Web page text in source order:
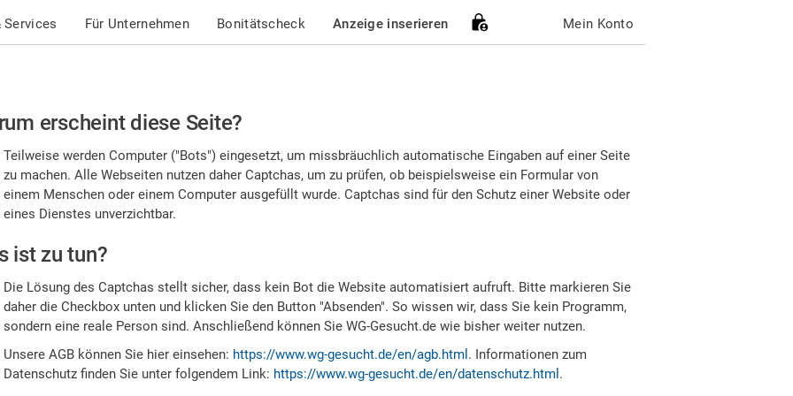
Services Für Unternehmen Bonitätscheck Anzeige inserieren Mein Konto
erscheint diese Seite?
Teilweise werden Computer ("Bots") eingesetzt, um missbräuchlich automatische Eingaben auf einer Seite
zu machen. Alle Webseiten nutzen daher Captchas, um zu prüfen, ob beispielsweise ein Formular von
einem Menschen oder einem Computer ausgefüllt wurde. Captchas sind für den Schutz einer Website oder
eines Dienstes unverzichtbar.
ist zu tun?
Die Lösung des Captchas stellt sicher, dass kein Bot die Website automatisiert aufruft. Bitte markieren Sie
daher die Checkbox unten und klicken Sie den Button "Absenden". So wissen wir, dass Sie kein Programm,
sondern eine reale Person sind. Anschließend können Sie WG-Gesucht.de wie bisher weiter nutzen.
Unsere AGB können Sie hier einsehen: https://www.wg-gesucht.de/en/agb.html . Informationen zum
Datenschutz finden Sie unter folgendem Link: https://www.wg-gesucht.de/en/datenschutz.html .